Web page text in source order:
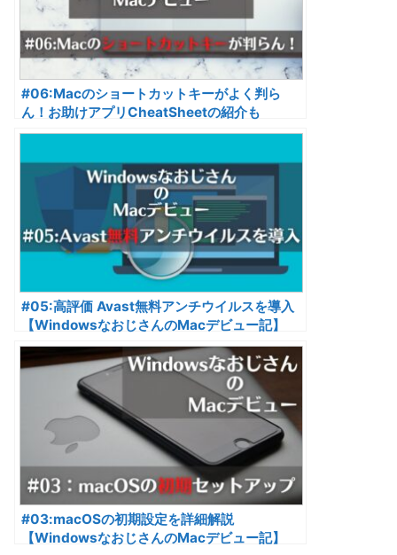
#06:Macのショートカットキーがよく判ら
ん！お助けアプリCheatSheetの紹介も
【WindowsなおじさんのMacデビュー記】
#05:高評価 Avast無料アンチウイルスを導入
【WindowsなおじさんのMacデビュー記】
#03:macOSの初期設定を詳細解説
【WindowsなおじさんのMacデビュー記】